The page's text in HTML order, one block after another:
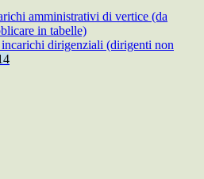
amministrativi di vertice (da
in tabelle)
dirigenziali (dirigenti non